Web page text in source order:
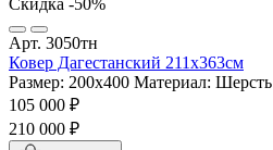
Скидка -50%
Арт. 3050тн
Ковер Дагестанский 211x363см
Размер: 200х400 Материал: Шерсть
105 000 ₽
210 000 ₽